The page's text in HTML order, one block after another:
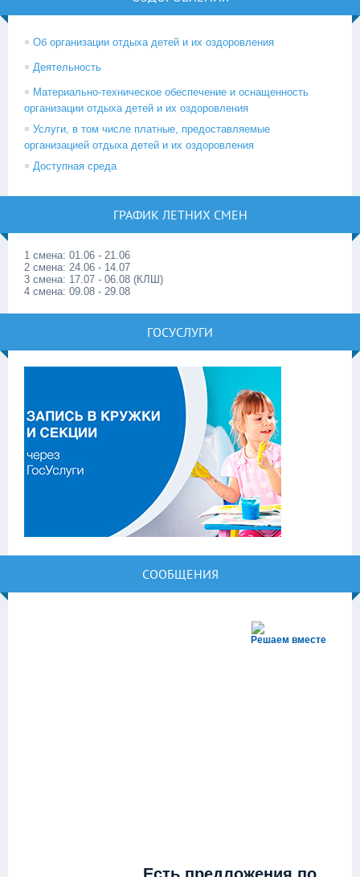
Об организации отдыха детей и их оздоровления
Деятельность
Материально-техническое обеспечение и оснащенность
организации отдыха детей и их оздоровления
Услуги, в том числе платные, предоставляемые
организацией отдыха детей и их оздоровления
Доступная среда
ГРАФИК ЛЕТНИХ СМЕН
1 смена: 01.06 - 21.06
2 смена: 24.06 - 14.07
3 смена: 17.07 - 06.08 (КЛШ)
4 смена: 09.08 - 29.08
ГОСУСЛУГИ
СООБЩЕНИЯ
Решаем вместе